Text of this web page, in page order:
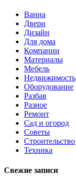
Ванна
Двери
Дизайн
Для дома
Компании
Материалы
Мебель
Недвижимость
Оборудование
Разбав
Разное
Ремонт
Сад и огород
Советы
Строительство
Техника
Свежие записи